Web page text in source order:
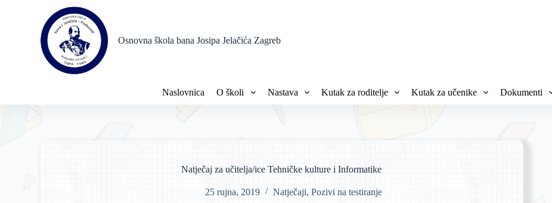
Osnovna škola bana Josipa Jelačića Zagreb
Naslovnica O školi Nastava Kutak za roditelje Kutak za učenike Dokumenti
Natječaj za učitelja/ice Tehničke kulture i Informatike
25 rujna, 2019 Natječaji, Pozivi na testiranje